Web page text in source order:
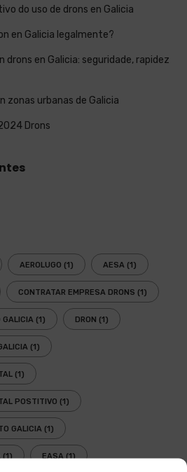
do uso de drons en Galicia
en Galicia legalmente?
drons en Galicia: seguridade, rapidez
zonas urbanas de Galicia
Drons
AEROLUGO (1) AESA (1)
CONTRATAR EMPRESA DRONS (1)
GALICIA (1) DRON (1)
(1)
(1)
POSTITIVO (1)
GALICIA (1)
(1) EASA(1)